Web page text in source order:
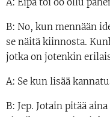
B: No, kun mennään
se näitä kiinnosta.
jotka on jotenkin
A: Se kun lisää
B: Jep. Jotain pitää